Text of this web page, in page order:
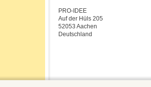
PRO-IDEE
Auf der Hüls 205
52053 Aachen
Deutschland